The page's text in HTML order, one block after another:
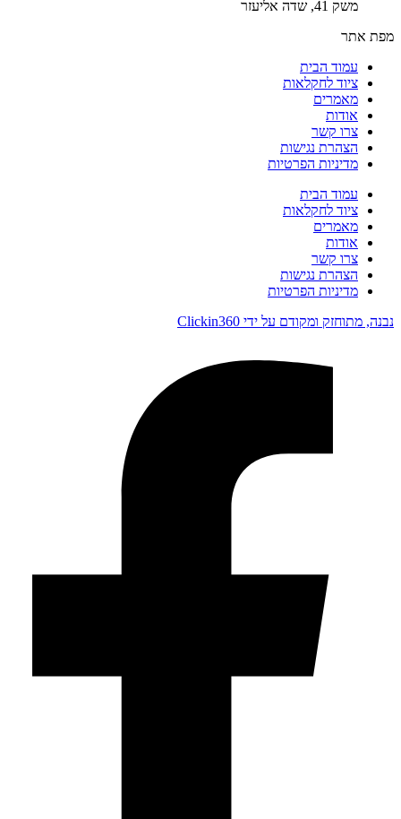
משק 41, שדה אליעזר
מפת אתר
עמוד הבית
ציוד לחקלאות
מאמרים
אודות
צרו קשר
הצהרת נגישות
מדיניות הפרטיות
עמוד הבית
ציוד לחקלאות
מאמרים
אודות
צרו קשר
הצהרת נגישות
מדיניות הפרטיות
נבנה, מתוחזק ומקודם על ידי Clickin360